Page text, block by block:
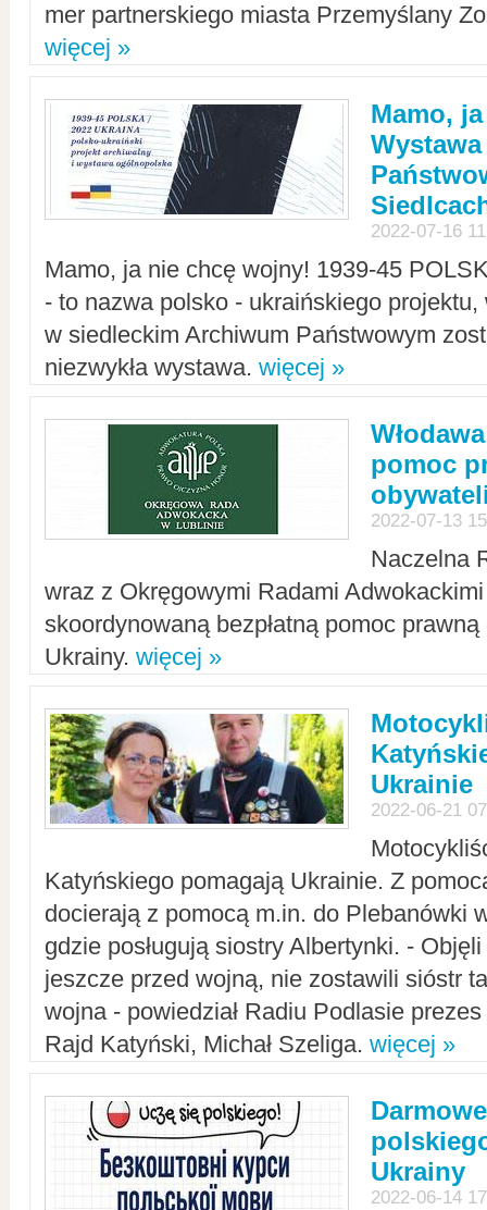
mer partnerskiego miasta Przemyślany
więcej »
Mamo,
2022-07-16
Mamo, ja nie chcę wojny! 1939-45
- to nazwa polsko - ukraińskiego
w siedleckim Archiwum Państwowym
niezwykła wystawa. więcej »
pomoc
2022-07-13
Naczelna
wraz z Okręgowymi Radami Adwokackimi
skoordynowaną bezpłatną pomoc
Ukrainy. więcej »
Ukrainie
2022-06-21
Katyńskiego pomagają Ukrainie. Z
docierają z pomocą m.in. do Plebanówki
gdzie posługują siostry Albertynki. -
jeszcze przed wojną, nie zostawili sióstr
wojna - powiedział Radiu Podlasie
Rajd Katyński, Michał Szeliga. więcej »
Ukrainy
2022-06-14